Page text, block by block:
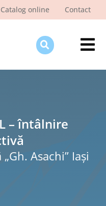
Catalog online Contact
– întâlnire
Asachi” Iaşi